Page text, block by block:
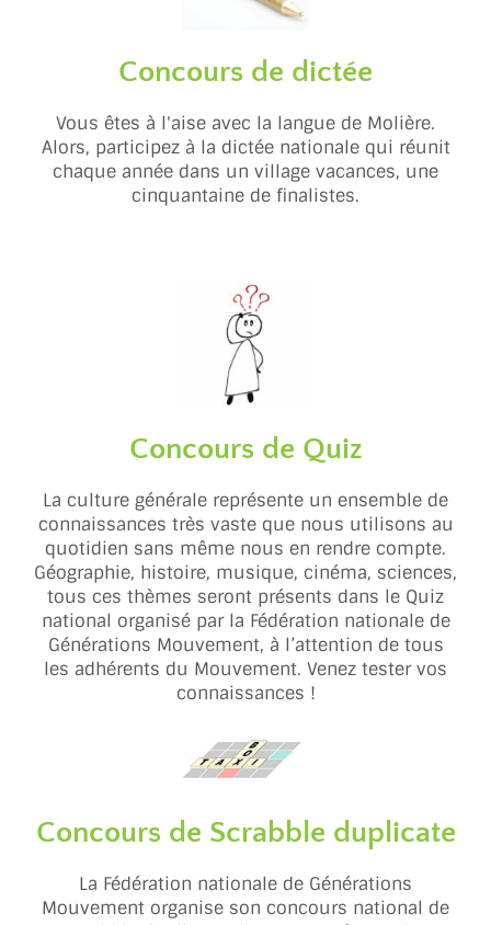
Concours de dictée
Vous êtes à l'aise avec la langue de Molière.
Alors, participez à la dictée nationale qui réunit
chaque année dans un village vacances, une
cinquantaine de finalistes.
Concours de Quiz
La culture générale représente un ensemble de
connaissances très vaste que nous utilisons au
quotidien sans même nous en rendre compte.
Géographie, histoire, musique, cinéma, sciences,
tous ces thèmes seront présents dans le Quiz
national organisé par la Fédération nationale de
Générations Mouvement, à l’attention de tous
les adhérents du Mouvement. Venez tester vos
connaissances !
Concours de Scrabble duplicate
La Fédération nationale de Générations
Mouvement organise son concours national de